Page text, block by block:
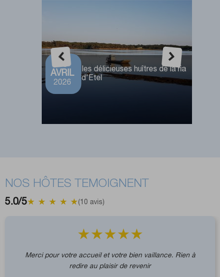
Dégustez les délicieuses huîtres de la ria
d'Etel
15
AVRIL
2026
NOS HÔTES TEMOIGNENT
5.0/5★ ★ ★ ★ ★(10 avis)
★★★★★
Nous avons passé un séjour merveilleux dans cet
hébergement. La chambre était joliment décorée et